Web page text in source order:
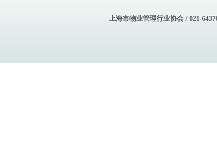
上海市物业管理行业协会 / 021-